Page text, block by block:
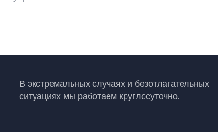
В экстремальных случаях и безотлагательных
ситуациях мы работаем круглосуточно.